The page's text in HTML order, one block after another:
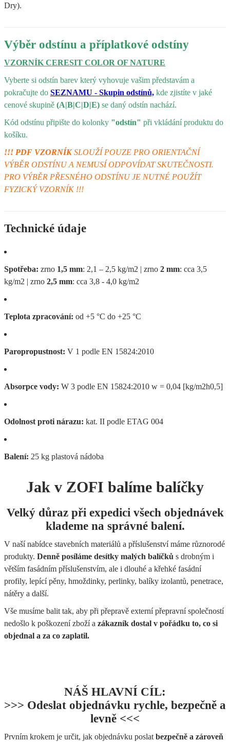
Dry).
Výběr odstínu a příplatkové odstíny
VZORNÍK CERESIT COLOR OF NATURE
Vyberte si odstín barev který vyhovuje vašim představám a
pokračujte do SEZNAMU - Skupin odstínů, kde zjistíte v jaké
cenové skupině (A|B|C|D|E) se daný odstín nachází.
Kód odstínu připište do kolonky "odstín" při vkládání produktu do
košíku.
!!! PDF VZORNÍKSLOUŽÍ POUZE PRO ORIENTAČNÍ
VÝBĚR ODSTÍNU A NEMUSÍ ODPOVÍDAT SKUTEČNOSTI.
PRO VÝBĚR PŘESNÉHO ODSTÍNU JE NUTNÉ POUŽÍT
FYZICKÝ VZORNÍK !!!
Technické údaje
Spotřeba: zrno 1,5 mm: 2,1 – 2,5 kg/m2 | zrno 2 mm: cca 3,5
kg/m2 | zrno 2,5 mm: cca 3,8 - 4,0 kg/m2
Teplota zpracování: od +5 °C do +25 °C
Paropropustnost: V 1 podle EN 15824:2010
Absorpce vody: W 3 podle EN 15824:2010 w = 0,04 [kg/m2h0,5]
Odolnost proti nárazu: kat. II podle ETAG 004
Balení: 25 kg plastová nádoba
Jak v ZOFI balíme balíčky
Velký důraz při expedici všech objednávek
klademe na správné balení.
V naší nabídce stavebních materiálů a příslušenství máme různorodé
produkty. Denně posíláme desítky malých balíčků s drobným i
větším fasádním příslušenstvím, ale i dlouhé a křehké fasádní
profily, lepící pěny, hmoždinky, perlinky, balíky izolantů, penetrace,
nátěry a další.
Vše musíme balit tak, aby při přepravě externí přepravní společností
nedošlo k poškození zboží a zákazník dostal v pořádku to, co si
objednal a za co zaplatil.
NÁŠ HLAVNÍ CÍL:
>>> Odeslat objednávku rychle, bezpečně a
levně <<<
Prvním krokem je určit, jak objednávku poslat bezpečně a zároveň